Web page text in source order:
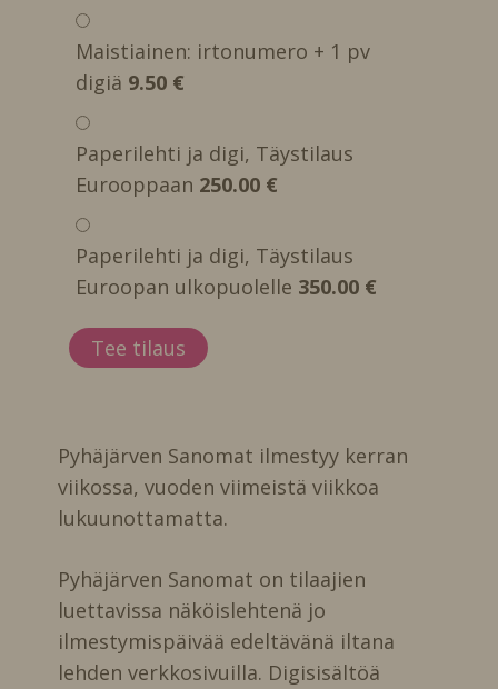
Maistiainen: irtonumero + 1 pv
digiä 9.50 €
Paperilehti ja digi, Täystilaus
Eurooppaan 250.00 €
Paperilehti ja digi, Täystilaus
Euroopan ulkopuolelle 350.00 €
Pyhäjärven Sanomat ilmestyy kerran
viikossa, vuoden viimeistä viikkoa
lukuunottamatta.
Pyhäjärven Sanomat on tilaajien
luettavissa näköislehtenä jo
ilmestymispäivää edeltävänä iltana
lehden verkkosivuilla. Digisisältöä